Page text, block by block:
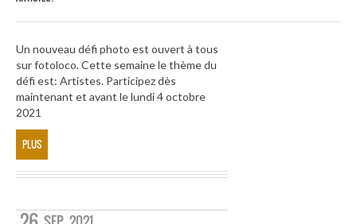
Un nouveau défi photo est ouvert à tous
sur fotoloco. Cette semaine le thème du
défi est: Artistes. Participez dès
maintenant et avant le lundi 4 octobre
2021
PLUS